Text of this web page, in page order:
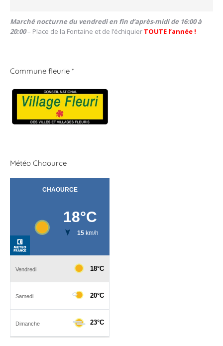
Marché nocturne du vendredi en fin d’après-midi de 16:00 à
20:00– Place de la Fontaine et de l’échiquier TOUTE l’année !
Commune fleurie *
Météo Chaource